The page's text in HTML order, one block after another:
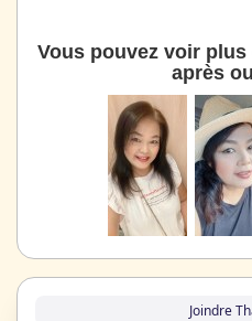
Vous pouvez voir
après
Joindre